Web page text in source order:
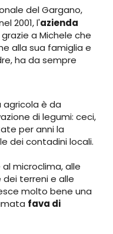
del Gargano,
2001, l'azienda
grazie a Michele che
alla sua famiglia e
ha da sempre
agricola è da
di legumi: ceci,
per anni la
dei contadini locali.
microclima, alle
terreni e alle
molto bene una
fava di